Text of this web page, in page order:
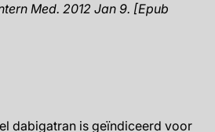
Med. 2012 Jan 9. [Epub
dabigatran is geïndiceerd voor